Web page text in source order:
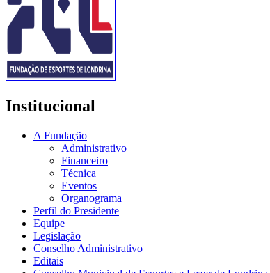
Institucional
A Fundação
Administrativo
Financeiro
Técnica
Eventos
Organograma
Perfil do Presidente
Equipe
Legislação
Conselho Administrativo
Editais